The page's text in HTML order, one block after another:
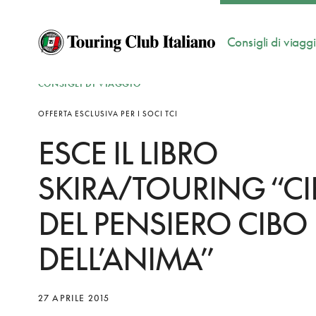
Consigli di
CONSIGLI DI VIAGGIO
OFFERTA ESCLUSIVA PER I SOCI TCI
ESCE IL LIBRO
SKIRA/TOURING
DEL PENSIERO CIBO
DELL’ANIMA”
27 APRILE 2015